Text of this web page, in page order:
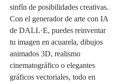
sinfín de posibilidades creativas.
Con el generador de arte con IA
de DALL·E, puedes reinventar
tu imagen en acuarela, dibujos
animados 3D, realismo
cinematográfico o elegantes
gráficos vectoriales, todo en